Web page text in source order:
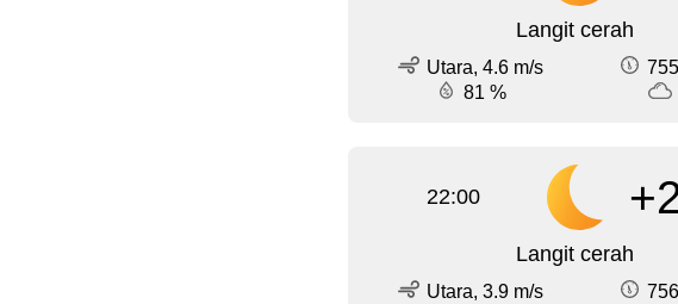
Langit cerah
Utara, 4.6 m/s
81 %
22:00
Langit cerah
Utara, 3.9 m/s